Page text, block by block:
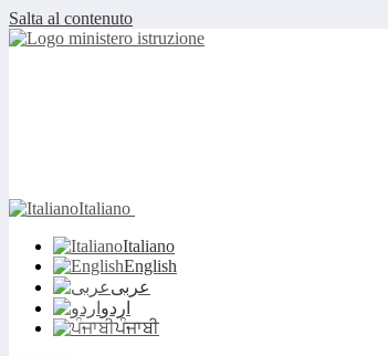
Salta al contenuto
Italiano
Italiano
English
عربى
اردو
ਪੰਜਾਬੀ